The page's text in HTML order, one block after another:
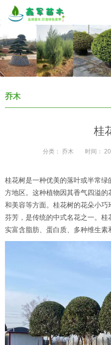
乔木
桂
分类： 乔木 时间：
桂花树是一种优美的落叶或半常
方地区。这种植物因其香气四溢
和美容等方面。桂花树的花朵小
芬芳，是传统的中式名花之一。
实富含脂肪、蛋白质、多种维生素